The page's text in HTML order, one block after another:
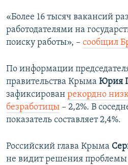
«Более 16 тысяч вакансий
работодателями на
поиску работы», – сообщил
По информации
правительства Крыма Юрия
зафиксирован рекордно
безработицы – 2,2%. В
показатель составляет 2,4%.
Российский глава Крыма
не видит решения